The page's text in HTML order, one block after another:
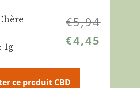
1g
€5,94
€4,45
ce produit CBD